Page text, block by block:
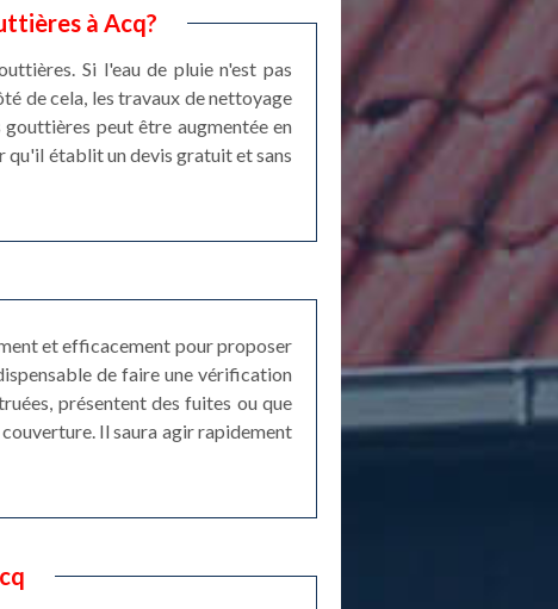
à Acq?
Si l'eau de pluie n'est pas
de cela, les travaux de nettoyage
peut être augmentée en
qu'il établit un devis gratuit et sans
et efficacement pour proposer
de faire une vérification
présentent des fuites ou que
Il saura agir rapidement